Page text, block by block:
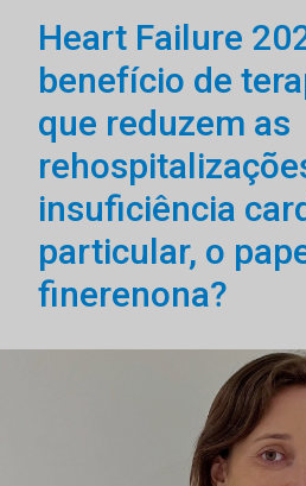
Heart Failure
benefício de
que reduzem as
insuficiência
particular, o
finerenona?